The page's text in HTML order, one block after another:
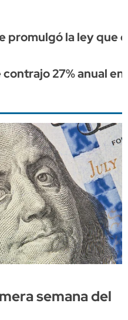
promulgó la ley que
27% anual
semana del